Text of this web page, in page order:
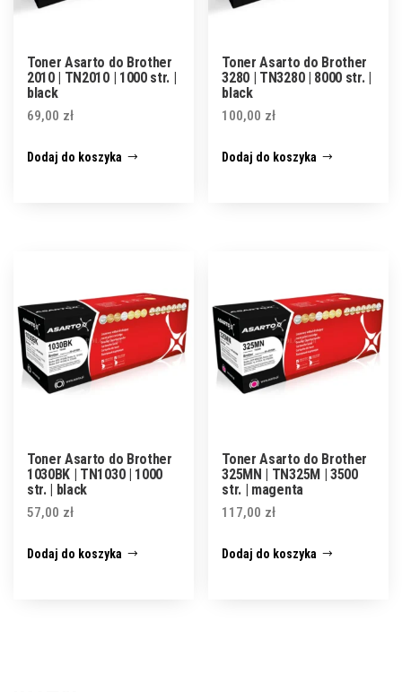
Toner Asarto do Brother
2010 | TN2010 | 1000 str. |
black
69,00 zł
Dodaj do koszyka
Toner Asarto do Brother
3280 | TN3280 | 8000 str. |
black
100,00 zł
Dodaj do koszyka
Toner Asarto do Brother
1030BK | TN1030 | 1000
str. | black
57,00 zł
Dodaj do koszyka
Toner Asarto do Brother
325MN | TN325M | 3500
str. | magenta
117,00 zł
Dodaj do koszyka